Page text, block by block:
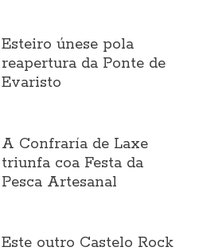
Esteiro únese pola
reapertura da Ponte de
Evaristo
A Confraría de Laxe
triunfa coa Festa da
Pesca Artesanal
Este outro Castelo Rock